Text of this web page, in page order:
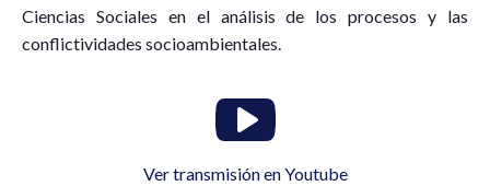
Ciencias Sociales en el análisis de los procesos y las
conflictividades socioambientales.
Ver transmisión en Youtube